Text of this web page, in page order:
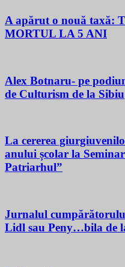
A apărut o nouă taxă:
MORTUL LA 5 ANI
Alex Botnaru- pe
de Culturism de la Sibiu
La cererea
anului școlar la
Patriarhul”
Jurnalul
Lidl sau Peny…bila de